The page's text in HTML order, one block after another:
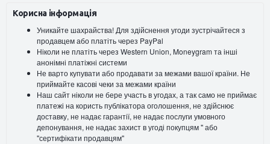
Корисна інформація
Уникайте шахрайства! Для здійснення угоди зустрічайтеся з
продавцем або платіть через PayPal
Ніколи не платіть через Western Union, Moneygram та інші
анонімні платіжні системи
Не варто купувати або продавати за межами вашої країни. Не
приймайте касові чеки за межами країни
Наш сайт ніколи не бере участь в угодах, а так само не приймає
платежі на користь публікатора оголошення, не здійснює
доставку, не надає гарантії, не надає послуги умовного
депонування, не надає захист в угоді покупцям " або
"сертифікати продавцям"